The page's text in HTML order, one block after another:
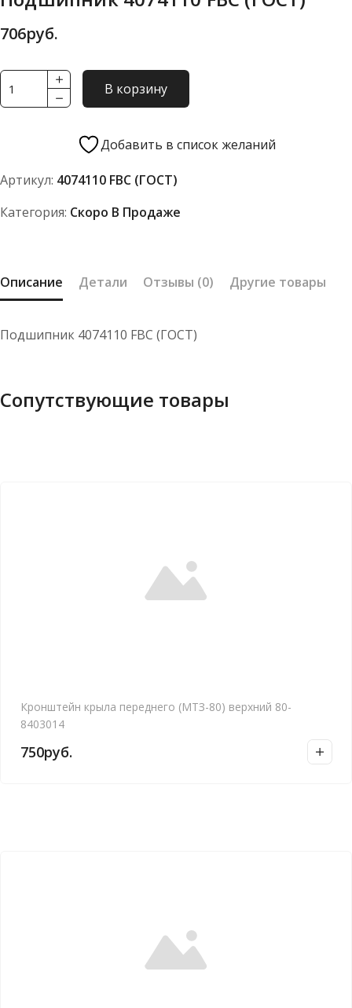
706руб.
Количество
товара
(ГОСТ)
В корзину
Добавить в список желаний
Артикул: 4074110 FBC (ГОСТ)
Категория: Скоро В Продаже
Описание Детали Отзывы (0) Другие товары
Подшипник 4074110 FBC (ГОСТ)
Сопутствующие товары
Кронштейн крыла переднего (МТЗ-80) верхний 80-
8403014
750руб.